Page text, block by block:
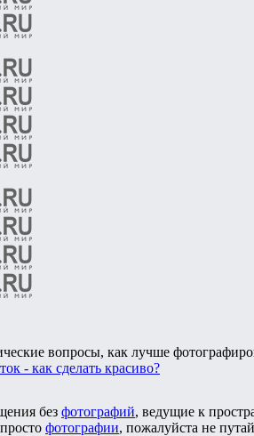
вопросы, как лучше
- как сделать красиво?
без фотографий, ведущие к
фотографии, пожалуйста не